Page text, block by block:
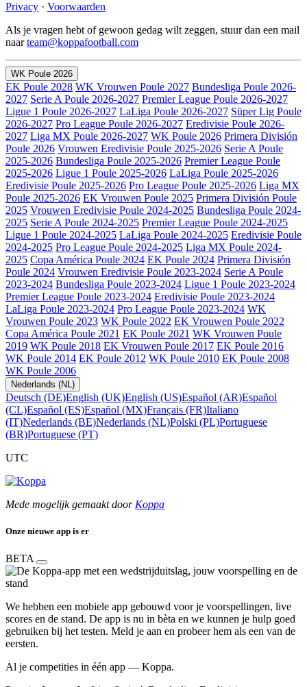
Privacy · Voorwaarden
Als je vragen hebt of gewoon gedag wilt zeggen, stuur dan een mail
naarteam@koppafootball.com
WK Poule 2026
EK Poule 2028 WK Vrouwen Poule 2027 Bundesliga Poule 2026-
2027 Serie A Poule 2026-2027 Premier League Poule 2026-2027
Ligue 1 Poule 2026-2027 LaLiga Poule 2026-2027 Süper Lig Poule
2026-2027 Pro League Poule 2026-2027 Eredivisie Poule 2026-
2027 Liga MX Poule 2026-2027 WK Poule 2026 Primera División
Poule 2026 Vrouwen Eredivisie Poule 2025-2026 Serie A Poule
2025-2026 Bundesliga Poule 2025-2026 Premier League Poule
2025-2026 Ligue 1 Poule 2025-2026 LaLiga Poule 2025-2026
Eredivisie Poule 2025-2026 Pro League Poule 2025-2026 Liga MX
Poule 2025-2026 EK Vrouwen Poule 2025 Primera División Poule
2025 Vrouwen Eredivisie Poule 2024-2025 Bundesliga Poule 2024-
2025 Serie A Poule 2024-2025 Premier League Poule 2024-2025
Ligue 1 Poule 2024-2025 LaLiga Poule 2024-2025 Eredivisie Poule
2024-2025 Pro League Poule 2024-2025 Liga MX Poule 2024-
2025 Copa América Poule 2024 EK Poule 2024 Primera División
Poule 2024 Vrouwen Eredivisie Poule 2023-2024 Serie A Poule
2023-2024 Bundesliga Poule 2023-2024 Ligue 1 Poule 2023-2024
Premier League Poule 2023-2024 Eredivisie Poule 2023-2024
LaLiga Poule 2023-2024 Pro League Poule 2023-2024 WK
Vrouwen Poule 2023 WK Poule 2022 EK Vrouwen Poule 2022
Copa América Poule 2021 EK Poule 2021 WK Vrouwen Poule
2019 WK Poule 2018 EK Vrouwen Poule 2017 EK Poule 2016
WK Poule 2014 EK Poule 2012 WK Poule 2010 EK Poule 2008
WK Poule 2006
Nederlands (NL)
Deutsch (DE)English (UK)English (US)Español (AR)Español
(CL)Español (ES)Español (MX)Français (FR)Italiano
(IT)Nederlands (BE)Nederlands (NL)Polski (PL)Portuguese
(BR)Portuguese (PT)
UTC
Mede mogelijk gemaakt door Koppa
Onze nieuwe app is er
BETA
We hebben een mobiele app gebouwd voor je voorspellingen, live
scores en de stand. De app is nu in bèta en we kunnen je hulp goed
gebruiken bij het testen. Meld je aan en probeer hem als een van de
eersten.
Al je competities in één app — Koppa.